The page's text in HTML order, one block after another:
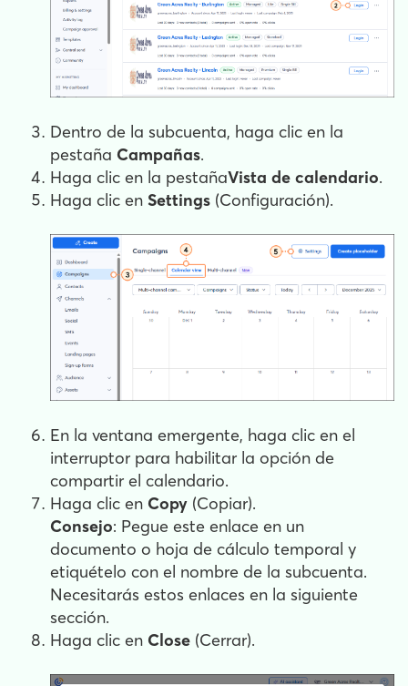
Dentro de la subcuenta, haga clic en la
pestaña Campañas.
Haga clic en la pestañaVista de calendario.
Haga clic en Settings (Configuración).
En la ventana emergente, haga clic en el
interruptor para habilitar la opción de
compartir el calendario.
Haga clic en Copy (Copiar).
Consejo: Pegue este enlace en un
documento o hoja de cálculo temporal y
etiquételo con el nombre de la subcuenta.
Necesitarás estos enlaces en la siguiente
sección.
Haga clic en Close (Cerrar).